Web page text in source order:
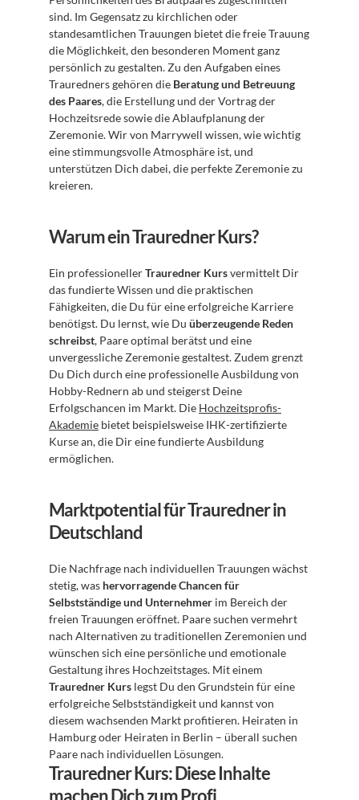
sind. Im Gegensatz zu kirchlichen oder
standesamtlichen Trauungen bietet die freie Trauung
die Möglichkeit, den besonderen Moment ganz
persönlich zu gestalten. Zu den Aufgaben eines
Trauredners gehören die Beratung und Betreuung
des Paares, die Erstellung und der Vortrag der
Hochzeitsrede sowie die Ablaufplanung der
Zeremonie. Wir von Marrywell wissen, wie wichtig
eine stimmungsvolle Atmosphäre ist, und
unterstützen Dich dabei, die perfekte Zeremonie zu
kreieren.
Warum ein Trauredner Kurs?
Ein professioneller Trauredner Kurs vermittelt Dir
das fundierte Wissen und die praktischen
Fähigkeiten, die Du für eine erfolgreiche Karriere
benötigst. Du lernst, wie Du überzeugende Reden
schreibst, Paare optimal berätst und eine
unvergessliche Zeremonie gestaltest. Zudem grenzt
Du Dich durch eine professionelle Ausbildung von
Hobby-Rednern ab und steigerst Deine
Erfolgschancen im Markt. Die Hochzeitsprofis-
Akademie bietet beispielsweise IHK-zertifizierte
Kurse an, die Dir eine fundierte Ausbildung
ermöglichen.
Marktpotential für Trauredner in
Deutschland
Die Nachfrage nach individuellen Trauungen wächst
stetig, was hervorragende Chancen für
Selbstständige und Unternehmer im Bereich der
freien Trauungen eröffnet. Paare suchen vermehrt
nach Alternativen zu traditionellen Zeremonien und
wünschen sich eine persönliche und emotionale
Trauredner Kurs legst Du den Grundstein für eine
erfolgreiche Selbstständigkeit und kannst von
diesem wachsenden Markt profitieren. Heiraten in
Hamburg oder Heiraten in Berlin – überall suchen
Paare nach individuellen Lösungen.
Trauredner Kurs: Diese Inhalte
machen Dich zum Profi